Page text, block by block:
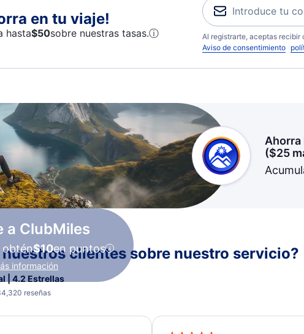
en tu viaje!
hasta$50sobre nuestras tasas.ⓘ
Al registrarte, aceptas recibir
Aviso de consentimiento
a ClubMiles
obtén$10en puntos
información
Ahorra
($25
clientes sobre nuestro servicio?
| 4.2 Estrellas
reseñas